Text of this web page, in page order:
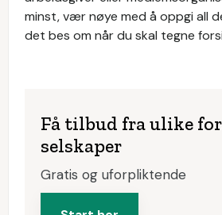
minst, vær nøye med å oppgi all
det bes om når du skal tegne
Få tilbud fra ulike
selskaper
Gratis og uforpliktende